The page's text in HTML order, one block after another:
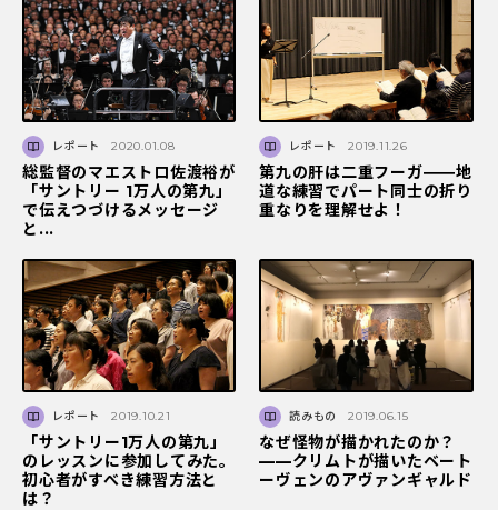
レポート 2020.01.08
総監督のマエストロ佐渡裕が
「サントリー 1万人の第九」
で伝えつづけるメッセージ
と...
レポート 2019.11.26
第九の肝は二重フーガ――地
道な練習でパート同士の折り
重なりを理解せよ！
レポート 2019.10.21
「サントリー1万人の第九」
のレッスンに参加してみた。
初心者がすべき練習方法と
は？
読みもの 2019.06.15
なぜ怪物が描かれたのか？
——クリムトが描いたベート
ーヴェンのアヴァンギャルド